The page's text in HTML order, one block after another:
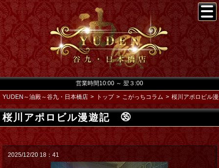
営業時間10:00 ～ 翌３:00
YUDEN～油殿～谷九・日本橋店
トップ こがっちコラム 桜川アポロビル
桜川アポロビル漫遊記 ㉟
2025/12/20 18：41